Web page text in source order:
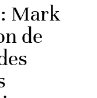
Mark
de